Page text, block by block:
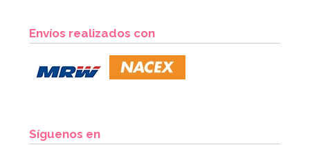
Envíos realizados con
Síguenos en